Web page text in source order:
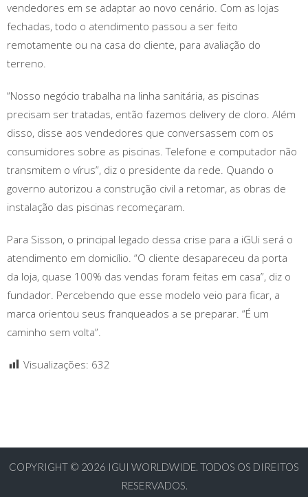
vendedores em se adaptar ao novo cenário. Com as lojas
fechadas, todo o atendimento passou a ser feito
remotamente ou na casa do cliente, para avaliação do
terreno.
“Nosso negócio trabalha na linha sanitária, as piscinas
precisam ser tratadas, então fazemos delivery de cloro. Além
disso, disse aos vendedores que conversassem com os
consumidores sobre as piscinas. Telefone e computador não
transmitem o vírus”, diz o presidente da rede. Quando o
governo autorizou a construção civil a retomar, as obras de
instalação das piscinas recomeçaram.
Para Sisson, o principal legado dessa crise para a iGUi será o
atendimento em domicílio. “O cliente desapareceu da porta
da loja, quase 100% das vendas foram feitas em casa”, diz o
fundador. Percebendo que esse modelo veio para ficar, a
marca orientou seus franqueados a se preparar. “É um
caminho sem volta”.
Visualizações: 632
COPYRIGHT © 2026 IGUI WORLDWIDE. TODOS OS DIREITOS
RESERVADOS.